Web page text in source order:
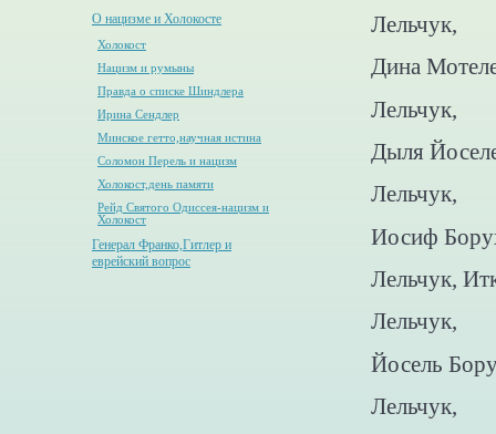
О нацизме и Холокосте
Холокост
Нацизм и румыны
Правда о списке Шиндлера
Ирина Сендлер
Минское гетто,научная истина
Соломон Перель и нацизм
Холокост,день памяти
Рейд Святого Одиссея-нацизм и
Холокост
Генерал Франко,Гитлер и
еврейский вопрос
Лельчук,
Дина
Лельчук,
Дыля
Лельчук,
Иосиф
Лельчук,
Лельчук,
Йосель
Лельчук,